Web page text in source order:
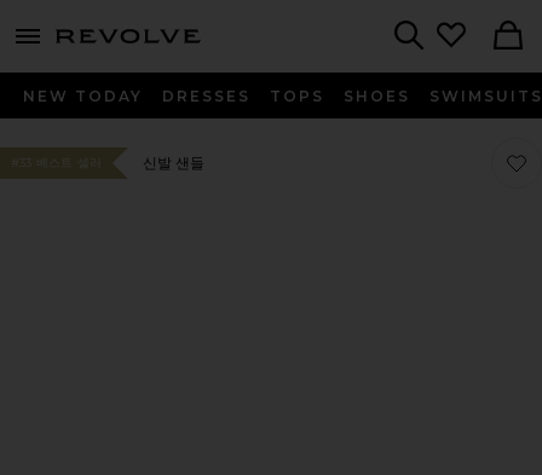
menu - shows more content
NEW TODAY DRESSES TOPS SHOES SWIMSUITS
#33 베스트 셀러 신발 샌들 찜상
찜상